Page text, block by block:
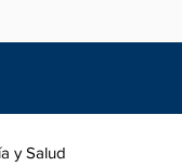
y Salud